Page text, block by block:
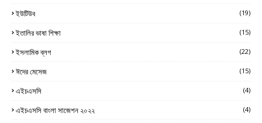
ইউটিউব (19)
ইতালির ভাষা শিক্ষা (15)
ইসলামিক ব্লগ (22)
ঈদের মেসেজ (15)
এইচএসসি (4)
এইচএসসি বাংলা সাজেশন ২০২২ (4)